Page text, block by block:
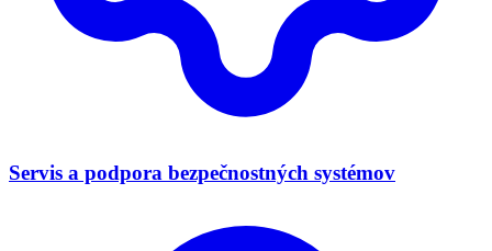
Servis a podpora bezpečnostných systémov